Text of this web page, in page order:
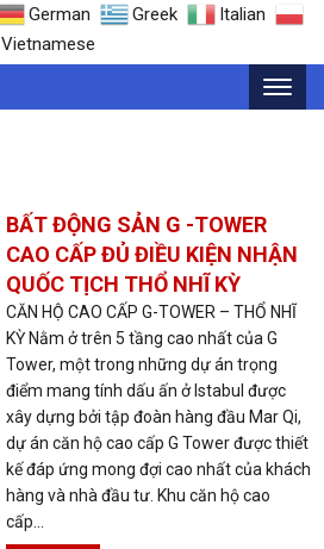
German Greek
Italian
Vietnamese
BẤT ĐỘNG SẢN G -TOWER
CAO CẤP ĐỦ ĐIỀU KIỆN NHẬN
QUỐC TỊCH THỔ NHĨ KỲ
CĂN HỘ CAO CẤP G-TOWER – THỔ NHĨ
KỲ Nằm ở trên 5 tầng cao nhất của G
Tower, một trong những dự án trọng
điểm mang tính dấu ấn ở Istabul được
xây dựng bởi tập đoàn hàng đầu Mar Qi,
dự án căn hộ cao cấp G Tower được thiết
kế đáp ứng mong đợi cao nhất của khách
hàng và nhà đầu tư. Khu căn hộ cao
cấp...